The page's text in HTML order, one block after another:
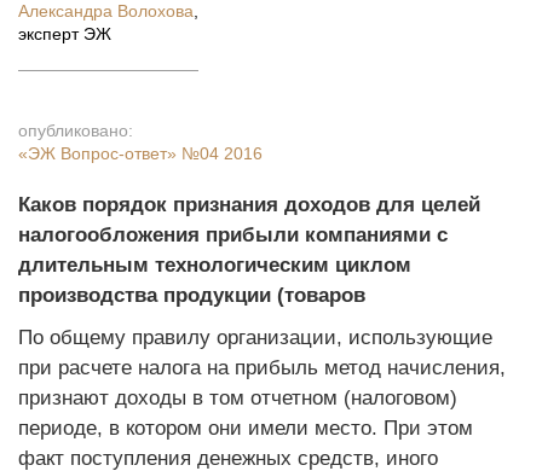
Александра Волохова
эксперт ЭЖ
опубликовано:
«ЭЖ Вопрос-ответ» №04 2016
Каков порядок признания доходов для целей
налогообложения прибыли компаниями с
длительным технологическим циклом
производства продукции (товаров
По общему правилу организации, использующие
при расчете налога на прибыль метод начисления,
признают доходы в том отчетном (налоговом)
периоде, в котором они имели место. При этом
факт поступления денежных средств, иного